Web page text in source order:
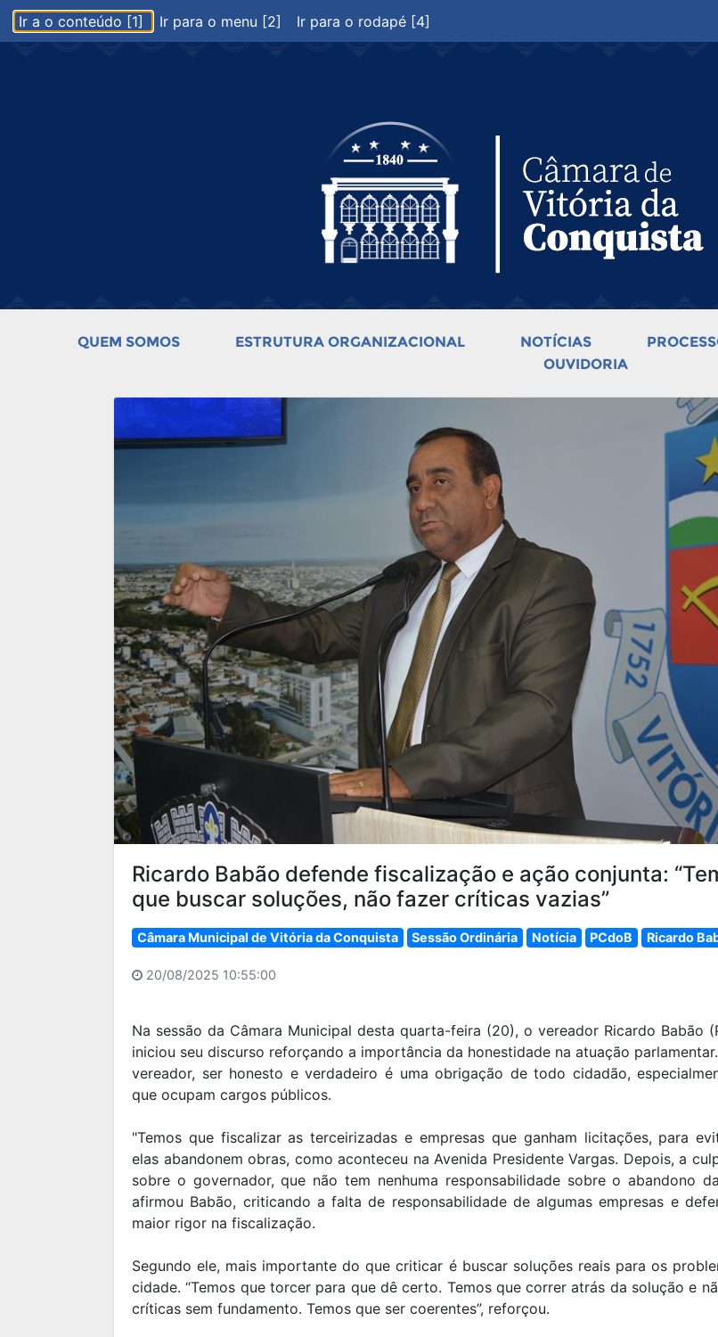
Ir a o conteúdo [1] Ir para o menu [2] Ir para o rodapé [4]
QUEM SOMOS ESTRUTURA ORGANIZACIONAL NOTÍCIAS
OUVIDORIA
Ricardo Babão defende fiscalização e ação conjunta:
que buscar soluções, não fazer críticas vazias”
Câmara Municipal de Vitória da Conquista Sessão Ordinária Notícia PCdoB Ricardo
20/08/2025 10:55:00
Na sessão da Câmara Municipal desta quarta-feira (20), o vereador Ricardo Babão
iniciou seu discurso reforçando a importância da honestidade na atuação
vereador, ser honesto e verdadeiro é uma obrigação de todo cidadão,
que ocupam cargos públicos.
"Temos que fiscalizar as terceirizadas e empresas que ganham licitações, para
elas abandonem obras, como aconteceu na Avenida Presidente Vargas. Depois, a
sobre o governador, que não tem nenhuma responsabilidade sobre o abandono
afirmou Babão, criticando a falta de responsabilidade de algumas empresas e
maior rigor na fiscalização.
Segundo ele, mais importante do que criticar é buscar soluções reais para os
cidade. “Temos que torcer para que dê certo. Temos que correr atrás da solução e
críticas sem fundamento. Temos que ser coerentes”, reforçou.